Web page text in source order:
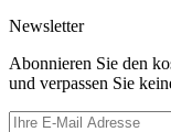
Newsletter
Abonnieren Sie den
und verpassen Sie